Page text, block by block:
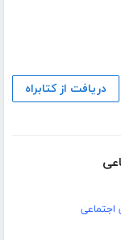
دریافت از کتابراه